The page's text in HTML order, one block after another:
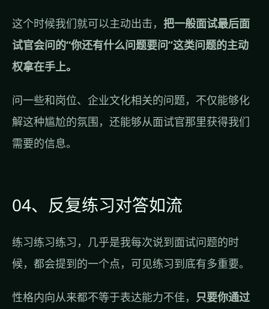
这个时候我们就可以主动出击， 把一般面试最后面
试官会问的“你还有什么问题要问”这类问题的主动
权拿在手上。
问一些和岗位、企业文化相关的问题，不仅能够化
解这种尴尬的氛围，还能够从面试官那里获得我们
需要的信息。
04、反复练习对答如流
练习练习练习，几乎是我每次说到面试问题的时
候，都会提到的一个点，可见练习到底有多重要。
性格内向从来都不等于表达能力不佳， 只要你通过